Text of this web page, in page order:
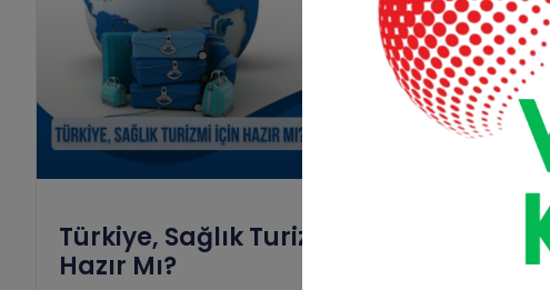
Türkiye, Sağlık Turizmi İçin
Hazır Mı?